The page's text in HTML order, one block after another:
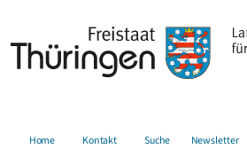
Home Kontakt Suche Newsletter